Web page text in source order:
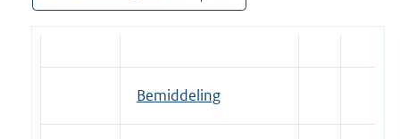
Bemiddeling